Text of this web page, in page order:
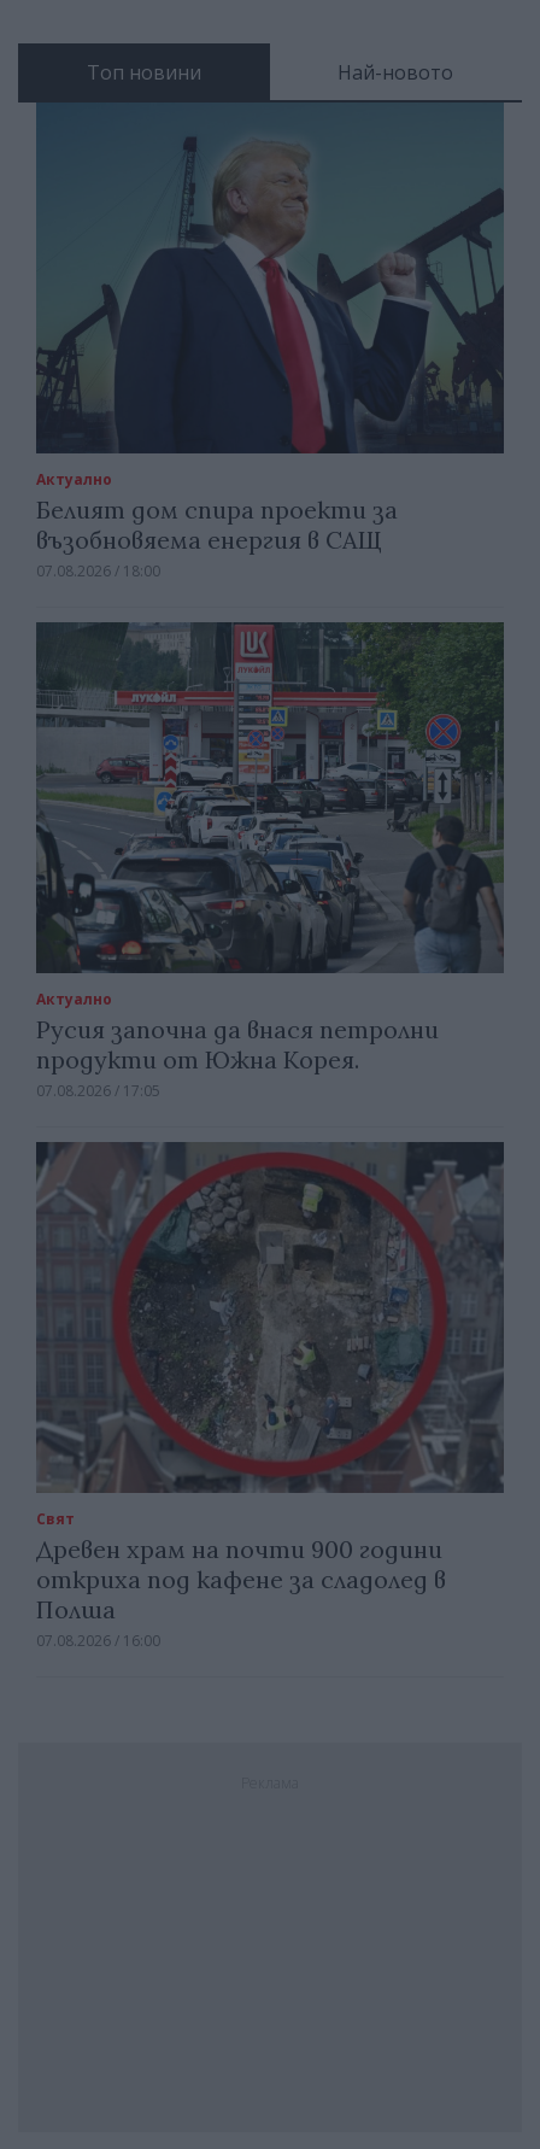
Топ новини Най-новото
Актуално
Белият дом спира проекти за
възобновяема енергия в САЩ
07.08.2026 / 18:00
Актуално
Русия започна да внася петролни
продукти от Южна Корея.
07.08.2026 / 17:05
Свят
Древен храм на почти 900 години
откриха под кафене за сладолед в
Полша
07.08.2026 / 16:00